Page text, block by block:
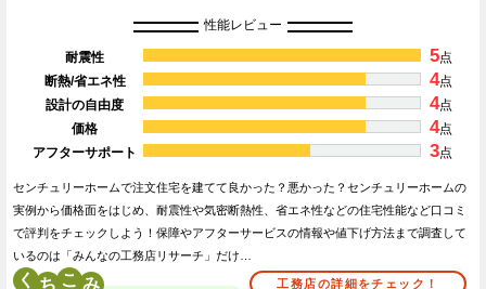
性能レビュー
耐震性 5点
断熱/省エネ性
4点
設計の自由度
4点
価格
4点
アフターサポート
3点
センチュリーホームで注文住宅を建てて良かった？悪かった？センチュリーホームの
実例から価格面をはじめ、耐震性や気密断熱性、省エネ性などの住宅性能など口コミ
で評判をチェックしよう！保障やアフターサービスの情報や値下げ方法まで調査して
いるのは「みんなの工務店リサーチ」だけ…
く こ 工務店の詳細をチェック！